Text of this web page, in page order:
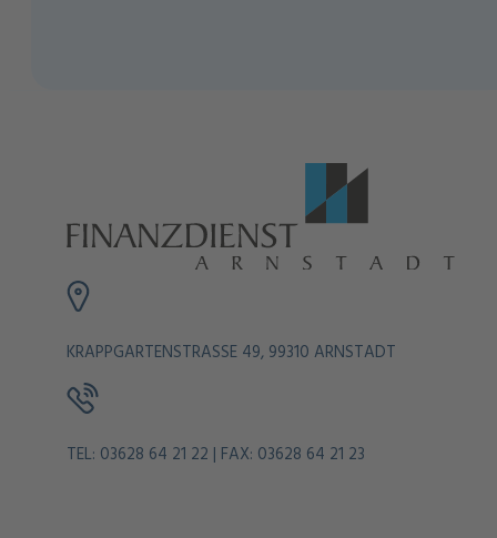
KRAPPGARTENSTRASSE 49, 99310 ARNSTADT
TEL: 03628 64 21 22 | FAX: 03628 64 21 23